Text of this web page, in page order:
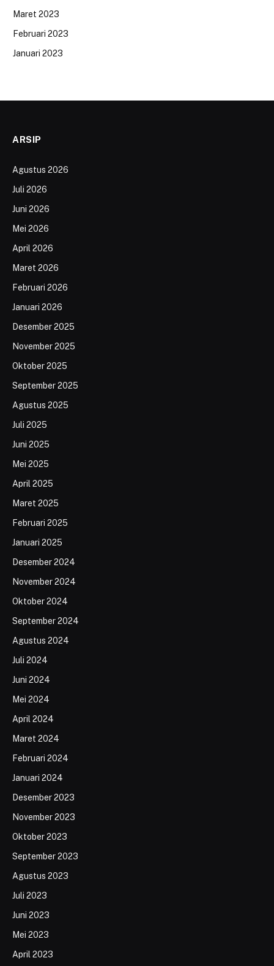
Maret 2023
Februari 2023
Januari 2023
ARSIP
Agustus 2026
Juli 2026
Juni 2026
Mei 2026
April 2026
Maret 2026
Februari 2026
Januari 2026
Desember 2025
November 2025
Oktober 2025
September 2025
Agustus 2025
Juli 2025
Juni 2025
Mei 2025
April 2025
Maret 2025
Februari 2025
Januari 2025
Desember 2024
November 2024
Oktober 2024
September 2024
Agustus 2024
Juli 2024
Juni 2024
Mei 2024
April 2024
Maret 2024
Februari 2024
Januari 2024
Desember 2023
November 2023
Oktober 2023
September 2023
Agustus 2023
Juli 2023
Juni 2023
Mei 2023
April 2023